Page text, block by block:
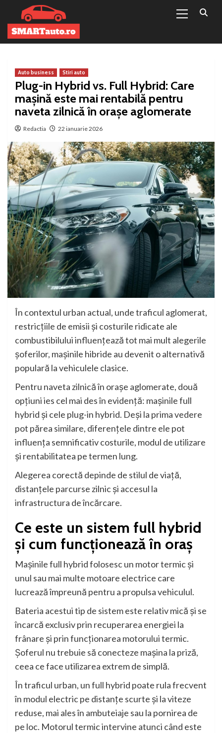
conținut
Menu
Auto business Stiri auto
Plug-in Hybrid vs. Full Hybrid: Care
mașină este mai rentabilă pentru
naveta zilnică în orașe aglomerate
Redactia 22 ianuarie 2026
În contextul urban actual, unde traficul aglomerat,
restricțiile de emisii și costurile ridicate ale
combustibilului influențează tot mai mult alegerile
șoferilor, mașinile hibride au devenit o alternativă
populară la vehiculele clasice.
Pentru naveta zilnică în orașe aglomerate, două
opțiuni ies cel mai des în evidență: mașinile full
hybrid și cele plug-in hybrid. Deși la prima vedere
pot părea similare, diferențele dintre ele pot
influența semnificativ costurile, modul de utilizare
și rentabilitatea pe termen lung.
Alegerea corectă depinde de stilul de viață,
distanțele parcurse zilnic și accesul la
infrastructura de încărcare.
Ce este un sistem full hybrid
și cum funcționează în oraș
Mașinile full hybrid folosesc un motor termic și
unul sau mai multe motoare electrice care
lucrează împreună pentru a propulsa vehiculul.
Bateria acestui tip de sistem este relativ mică și se
încarcă exclusiv prin recuperarea energiei la
frânare și prin funcționarea motorului termic.
Șoferul nu trebuie să conecteze mașina la priză,
ceea ce face utilizarea extrem de simplă.
În traficul urban, un full hybrid poate rula frecvent
în modul electric pe distanțe scurte și la viteze
reduse, mai ales în ambuteiaje sau la pornirea de
pe loc. Motorul termic intervine atunci când este